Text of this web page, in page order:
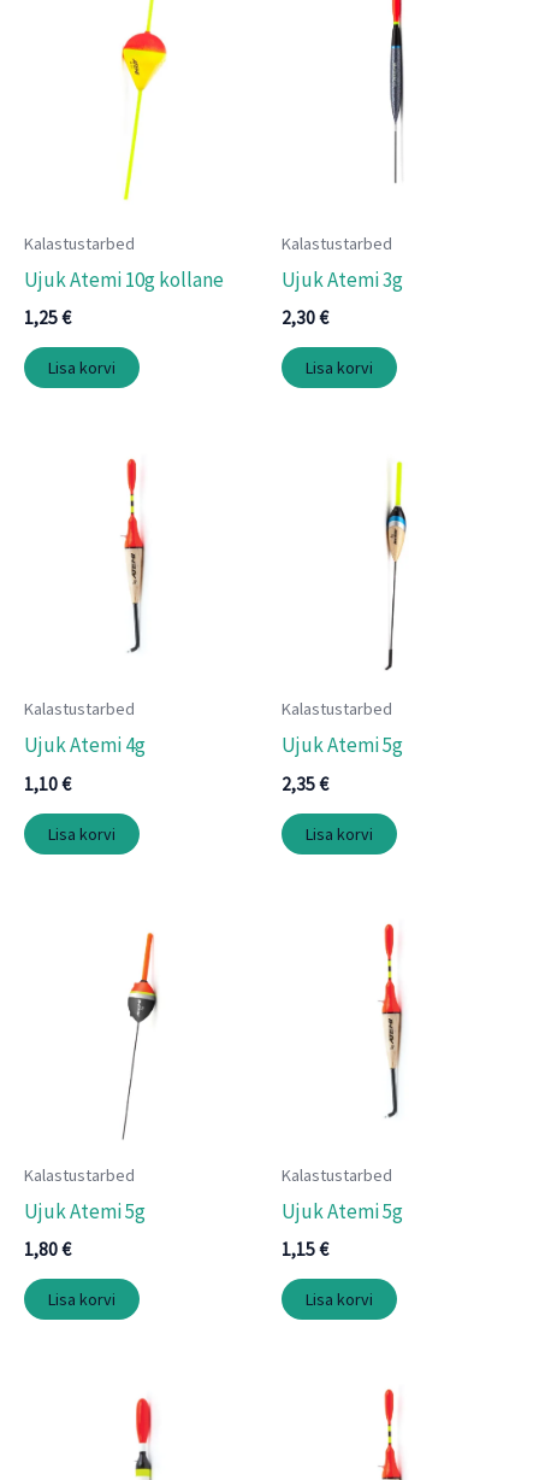
Kalastustarbed
Ujuk Atemi 10g kollane
1,25€
Lisa korvi
Kalastustarbed
Ujuk Atemi 3g
2,30€
Lisa korvi
Kalastustarbed
Ujuk Atemi 4g
1,10€
Lisa korvi
Kalastustarbed
Ujuk Atemi 5g
2,35€
Lisa korvi
Kalastustarbed
Ujuk Atemi 5g
1,80€
Lisa korvi
Kalastustarbed
Ujuk Atemi 5g
1,15€
Lisa korvi